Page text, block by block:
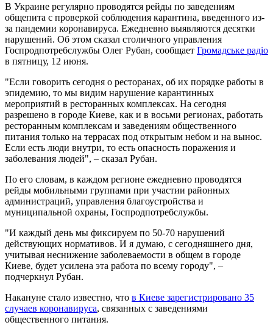
В Украине регулярно проводятся рейды по заведениям
общепита с проверкой соблюдения карантина, введенного из-
за пандемии коронавируса. Ежедневно выявляются десятки
нарушений. Об этом сказал столичного управления
Госпродпотребслужбы Олег Рубан, сообщает Громадське радіо
в пятницу, 12 июня.
"Если говорить сегодня о ресторанах, об их порядке работы в
эпидемию, то мы видим нарушение карантинных
мероприятий в ресторанных комплексах. На сегодня
разрешено в городе Киеве, как и в восьми регионах, работать
ресторанным комплексам и заведениям общественного
питания только на террасах под открытым небом и на вынос.
Если есть люди внутри, то есть опасность поражения и
заболевания людей", – сказал Рубан.
По его словам, в каждом регионе ежедневно проводятся
рейды мобильными группами при участии районных
администраций, управления благоустройства и
муниципальной охраны, Госпродпотребслужбы.
"И каждый день мы фиксируем по 50-70 нарушений
действующих нормативов. И я думаю, с сегодняшнего дня,
учитывая неснижение заболеваемости в общем в городе
Киеве, будет усилена эта работа по всему городу", –
подчеркнул Рубан.
Накануне стало известно, что в Киеве зарегистрировано 35
случаев коронавируса, связанных с заведениями
общественного питания.